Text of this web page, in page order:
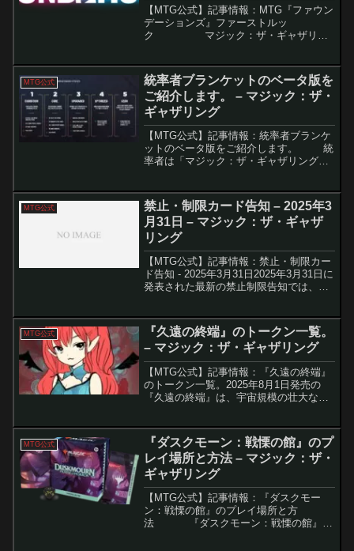
【MTG公式】記事情報：MTG『ファウン
デーションズ』ファーストルッ
ク マジック：ザ・ギャザリン
心者からベテランプレイヤーまで幅広い
層に対...
MTG公式
統率者ブランケットのベータ版を
ご紹介します。 – マジック：ザ・
ギャザリング
【MTG公式】記事情報：統率者ブランケ
ットのベータ版をご紹介します。 統
率者は「マジック：ザ・ギャザリング
しんでいる。しかし、そのカジュアルな
特性ゆえに...
MTG公式
禁止・制限カード告知 – 2025年3
月31日 – マジック：ザ・ギャザ
リング
【MTG公式】記事情報：禁止・制限カー
ド告知 - 2025年3月31日2025年3月31日に
発表された最新の禁止制限告知では、い
は特に、モダン・レガシー・パウパーの
３フ...
MTG公式
『久遠の終端』のトークン一覧。
– マジック：ザ・ギャザリング
【MTG公式】記事情報：『久遠の終端』
のトークン一覧。2025年8月1日発売の
『久遠の終端』は、宇宙規模の壮大な世
は、ゲームをより視覚的に楽しむための
美麗なフルアート...
MTG公式
『ダスクモーン：戦慄の館』のプ
レイ場所と方法 – マジック：ザ・
ギャザリング
【MTG公式】記事情報：『ダスクモー
ン：戦慄の館』のプレイ場所と方
法 『ダスクモーン：戦慄の館』が